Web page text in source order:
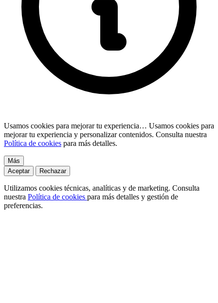
Usamos cookies para mejorar tu experiencia… Usamos cookies para
mejorar tu experiencia y personalizar contenidos. Consulta nuestra
Política de cookies para más detalles.
Más
Aceptar
Rechazar
Utilizamos cookies técnicas, analíticas y de marketing. Consulta
nuestra Política de cookies para más detalles y gestión de
preferencias.